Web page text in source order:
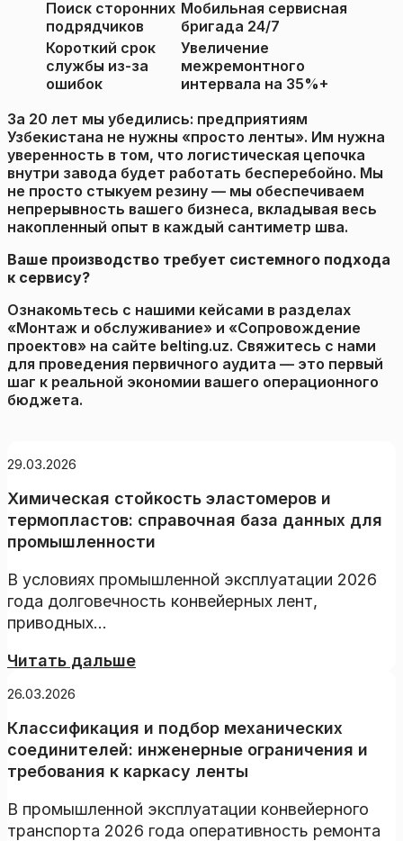
Поиск сторонних
подрядчиков
Мобильная сервисная
бригада 24/7
Короткий срок
службы из-за
ошибок
Увеличение
межремонтного
интервала на 35%+
За 20 лет мы убедились: предприятиям
Узбекистана не нужны «просто ленты». Им нужна
уверенность в том, что логистическая цепочка
внутри завода будет работать бесперебойно. Мы
не просто стыкуем резину — мы обеспечиваем
непрерывность вашего бизнеса, вкладывая весь
накопленный опыт в каждый сантиметр шва.
Ваше производство требует системного подхода
к сервису?
Ознакомьтесь с нашими кейсами в разделах
«Монтаж и обслуживание» и «Сопровождение
проектов» на сайте belting.uz. Свяжитесь с нами
для проведения первичного аудита — это первый
шаг к реальной экономии вашего операционного
бюджета.
29.03.2026
Химическая стойкость эластомеров и
термопластов: справочная база данных для
промышленности
В условиях промышленной эксплуатации 2026
года долговечность конвейерных лент,
приводных...
Читать дальше
26.03.2026
Классификация и подбор механических
соединителей: инженерные ограничения и
требования к каркасу ленты
В промышленной эксплуатации конвейерного
транспорта 2026 года оперативность ремонта